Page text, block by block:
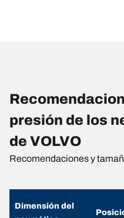
presión de los
de VOLVO
Recomendaciones y
Dimensión del